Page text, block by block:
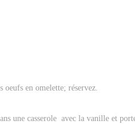
oeufs en omelette; réservez.
une casserole avec la vanille et